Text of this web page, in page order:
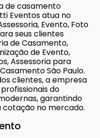
de casamento
Eventos atua no
Evento, Foto
seus clientes
de Casamento,
de Evento,
Assessoria para
São Paulo.
clientes, a empresa
do
garantindo
cotação no mercado.